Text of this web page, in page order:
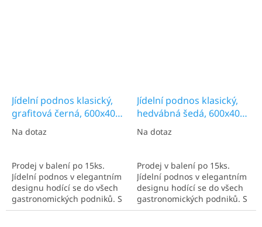
Jídelní podnos klasický,
grafitová černá, 600x400
mm
Na dotaz
Prodej v balení po 15ks.
Jídelní podnos v elegantním
designu hodící se do všech
gastronomických podniků. S
rozměry 600x400 mm.
Jídelní podnos klasický,
hedvábná šedá, 600x400
mm
Na dotaz
Prodej v balení po 15ks.
Jídelní podnos v elegantním
designu hodící se do všech
gastronomických podniků. S
rozměry 600x400 mm.